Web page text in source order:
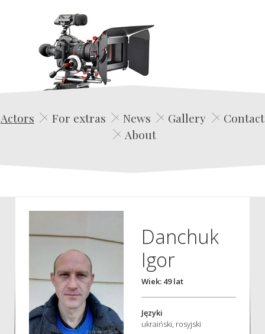
Edwin Film Agencja Aktorska
Actors For extras News Gallery
Contact
About
Danchuk
Igor
Wiek: 49 lat
Języki
ukraiński, rosyjski